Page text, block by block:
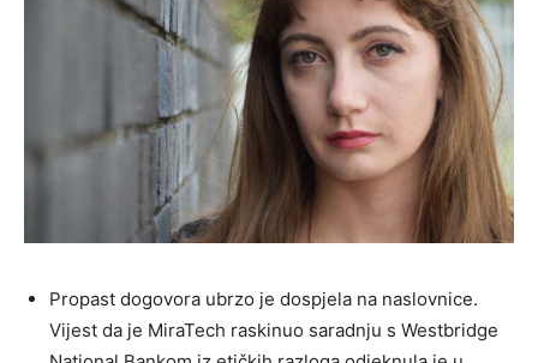
Propast dogovora ubrzo je dospjela na naslovnice.
Vijest da je MiraTech raskinuo saradnju s Westbridge